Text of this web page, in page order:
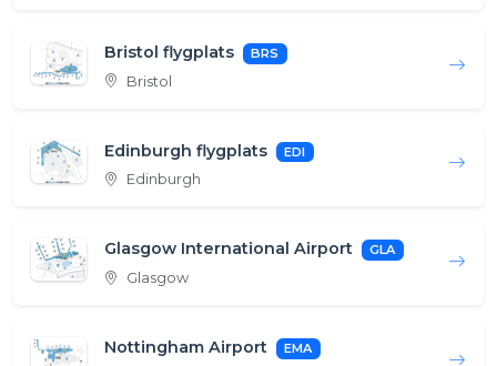
Bristol flygplats BRS
Bristol
Edinburgh flygplats EDI
Edinburgh
Glasgow International Airport GLA
Glasgow
Nottingham Airport EMA